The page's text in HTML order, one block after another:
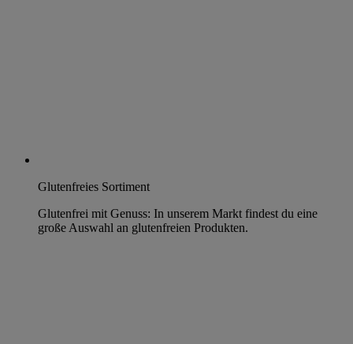
Glutenfreies Sortiment
Glutenfrei mit Genuss: In unserem Markt findest du eine
große Auswahl an glutenfreien Produkten.